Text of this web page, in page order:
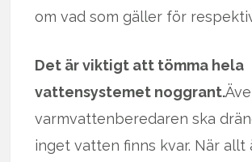
om vad som gäller för
Det är viktigt att tömma hela
vattensystemet noggrant.
varmvattenberedaren ska
inget vatten finns kvar. När allt